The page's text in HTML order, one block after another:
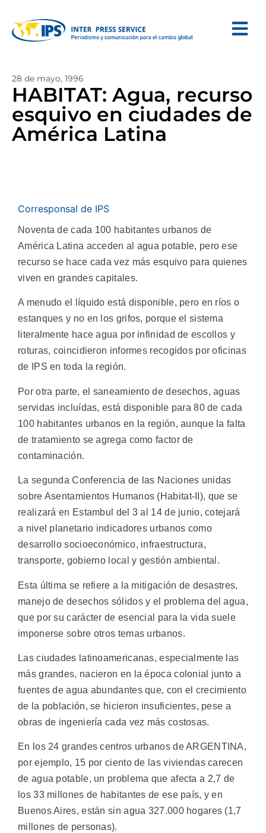
28 de mayo, 1996
HABITAT: Agua, recurso
esquivo en ciudades de
América Latina
Corresponsal de IPS
Noventa de cada 100 habitantes urbanos de
América Latina acceden al agua potable, pero ese
recurso se hace cada vez más esquivo para quienes
viven en grandes capitales.
A menudo el líquido está disponible, pero en ríos o
estanques y no en los grifos, porque el sistema
literalmente hace agua por infinidad de escollos y
roturas, coincidieron informes recogidos por oficinas
de IPS en toda la región.
Por otra parte, el saneamiento de desechos, aguas
servidas incluídas, está disponible para 80 de cada
100 habitantes urbanos en la región, aunque la falta
de tratamiento se agrega como factor de
contaminación.
La segunda Conferencia de las Naciones unidas
sobre Asentamientos Humanos (Habitat-II), que se
realizará en Estambul del 3 al 14 de junio, cotejará
a nivel planetario indicadores urbanos como
desarrollo socioeconómico, infraestructura,
transporte, gobierno local y gestión ambiental.
Esta última se refiere a la mitigación de desastres,
manejo de desechos sólidos y el problema del agua,
que por su carácter de esencial para la vida suele
imponerse sobre otros temas urbanos.
Las ciudades latinoamericanas, especialmente las
más grandes, nacieron en la época colonial junto a
fuentes de agua abundantes que, con el crecimiento
de la población, se hicieron insuficientes, pese a
obras de ingeniería cada vez más costosas.
En los 24 grandes centros urbanos de ARGENTINA,
por ejemplo, 15 por ciento de las viviendas carecen
de agua potable, un problema que afecta a 2,7 de
los 33 millones de habitantes de ese país, y en
Buenos Aires, están sin agua 327.000 hogares (1,7
millones de personas).